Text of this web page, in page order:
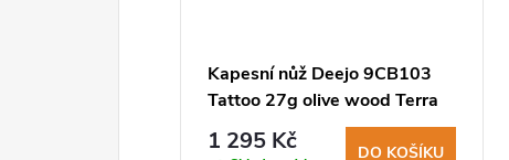
Kapesní nůž Deejo 9CB103
Tattoo 27g olive wood Terra
Incognita
1 295 Kč DO KOŠÍKU